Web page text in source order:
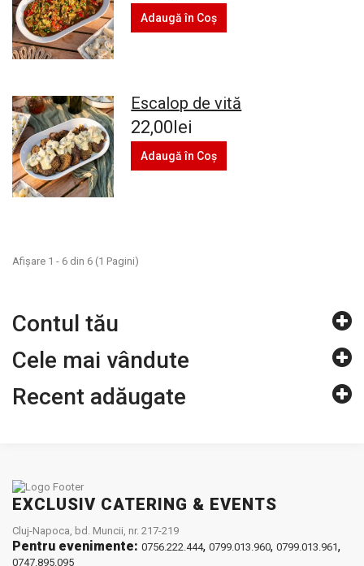
Adaugă în Coş
Escalop de vită
22,00lei
Adaugă în Coş
Afişare 1 - 6 din 6 (1 Pagini)
Contul tău
Cele mai vândute
Recent adăugate
EXCLUSIV CATERING & EVENTS
Cluj-Napoca, bd. Muncii, nr. 217-219
Pentru evenimente: 0756.222.444, 0799.013.960, 0799.013.961,
0747.895.095